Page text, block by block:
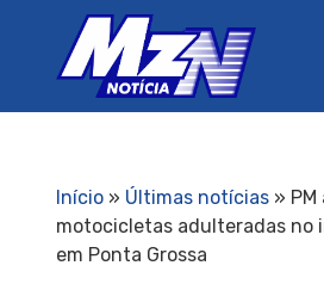
Início» Últimas notícias»
motocicletas adulteradas no
em Ponta Grossa